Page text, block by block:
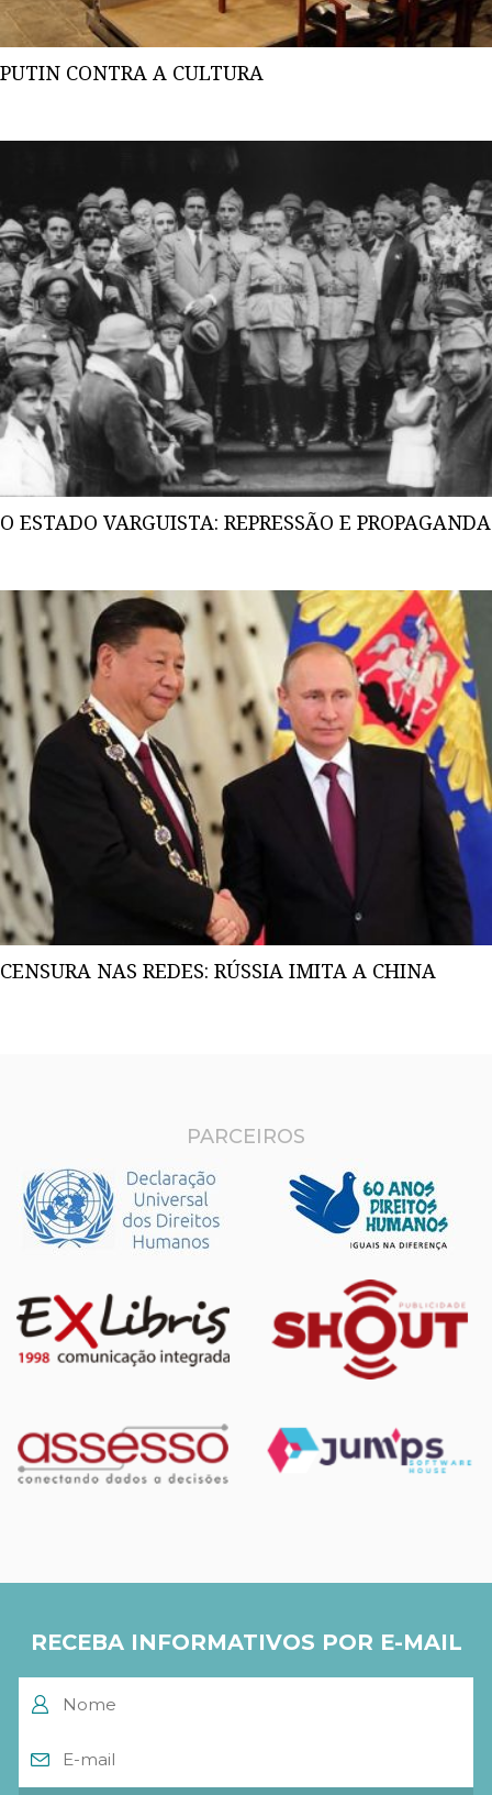
PUTIN CONTRA A CULTURA
O ESTADO VARGUISTA: REPRESSÃO E PROPAGANDA
CENSURA NAS REDES: RÚSSIA IMITA A CHINA
PARCEIROS
RECEBA INFORMATIVOS POR E-MAIL